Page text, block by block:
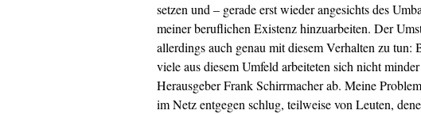
setzen und – gerade erst wieder angesichts des
meiner beruflichen Existenz hinzuarbeiten. Der
allerdings auch genau mit diesem Verhalten zu
viele aus diesem Umfeld arbeiteten sich nicht
Herausgeber Frank Schirrmacher ab. Meine
im Netz entgegen schlug, teilweise von Leuten,